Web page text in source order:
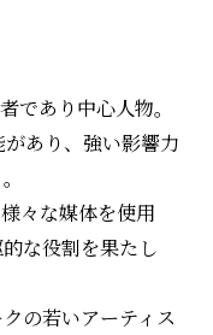
であり中心人物。
あり、強い影響力
々な媒体を使用
な役割を果たし
の若いアーティス